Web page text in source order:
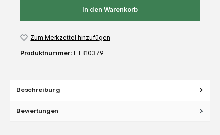
In den Warenkorb
Zum Merkzettel hinzufügen
Produktnummer: ETB10379
Beschreibung
Bewertungen